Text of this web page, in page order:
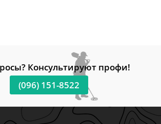
Консультируют профи!
(096) 151-8522